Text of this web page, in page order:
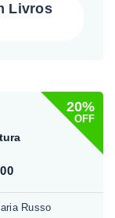
Livros
20%
OFF
Russo